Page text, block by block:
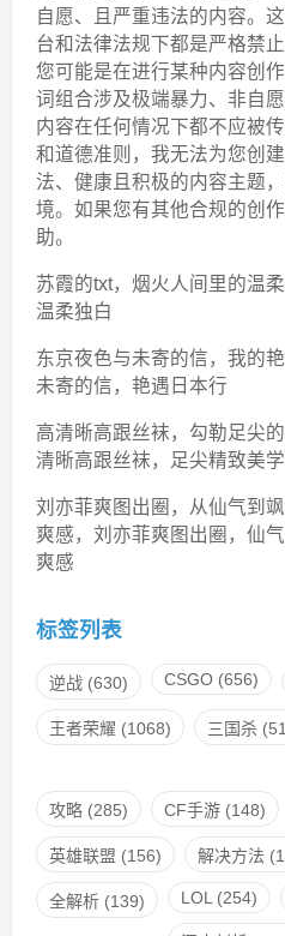
自愿、且严重违法的内容。
台和法律法规下都是严格禁
您可能是在进行某种内容创
词组合涉及极端暴力、非自
内容在任何情况下都不应被
和道德准则，我无法为您创
法、健康且积极的内容主题
境。如果您有其他合规的创
助。
苏霞的txt，烟火人间里的温
温柔独白
东京夜色与未寄的信，我的
未寄的信，艳遇日本行
高清晰高跟丝袜，勾勒足尖
清晰高跟丝袜，足尖精致美
刘亦菲爽图出圈，从仙气到
爽感，刘亦菲爽图出圈，仙
爽感
标签列表
逆战(630) CSGO(656)
王者荣耀 (1068) 三国杀
攻略(285) CF手游(148)
英雄联盟 (156) 解决方法
全解析(139) LOL(254)